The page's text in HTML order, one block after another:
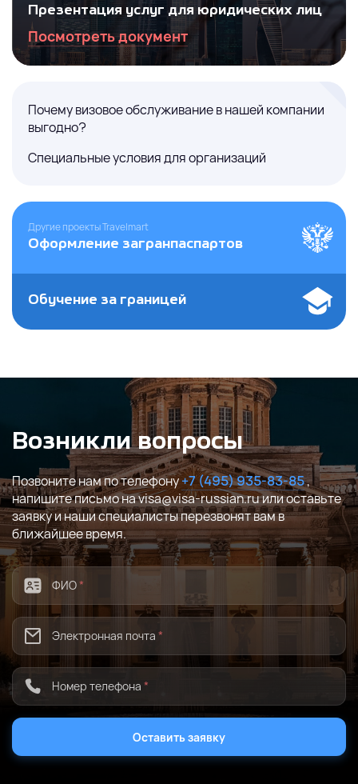
Презентация услуг для юридических лиц
Посмотреть документ
Почему визовое обслуживание в нашей компании
выгодно?
Специальные условия для организаций
Другие проекты Travelmart
Оформление загранпаспартов
Обучение за границей
Возникли вопросы
Позвоните нам по телефону+7 (495) 935-83-85,
напишите письмо на visa@visa-russian.ru или оставьте
заявку и наши специалисты перезвонят вам в
ближайшее время.
ФИО*
Электронная почта *
Номер телефона *
Оставить заявку